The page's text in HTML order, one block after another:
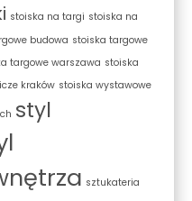
stoiska na targi stoiska na
budowa stoiska targowe
targowe warszawa stoiska
kraków stoiska wystawowe
styl
sztukateria